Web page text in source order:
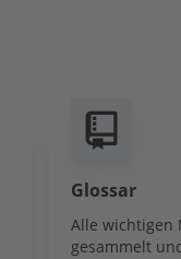
Glossar
Alle wichtigen
gesammelt